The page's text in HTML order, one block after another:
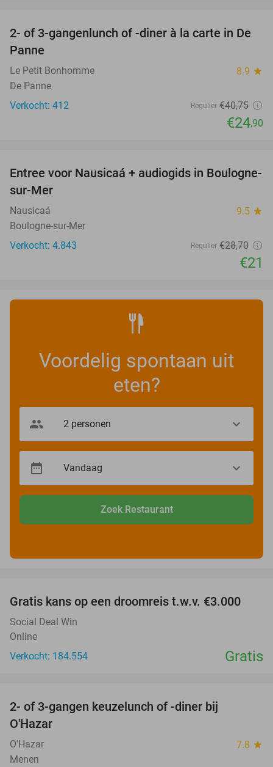
39%
2- of 3-gangenlunch of -diner à la carte in De
Panne
Le Petit Bonhomme 8.9 star
De Panne
Verkocht: 412
Regulier €40,75
€24,90
27%
Entree voor Nausicaá + audiogids in Boulogne-
sur-Mer
Nausicaá 9.5 star
Boulogne-sur-Mer
Verkocht: 4.843
Regulier €28,70
€21
Voordelig spontaan uit
eten?
Zoek Restaurant
Gratis kans op een droomreis t.w.v. €3.000
Social Deal Win
Online
Verkocht: 184.554
Gratis
2- of 3-gangen keuzelunch of -diner bij
O'Hazar
O'Hazar 7.8 star
Menen